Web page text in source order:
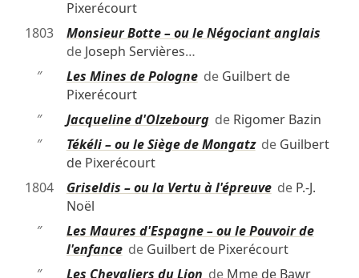
Pixerécourt
1803
Monsieur Botte – ou le Négociant anglais
de Joseph Servières…
″
Les Mines de Polognede Guilbert de
Pixerécourt
″
Jacqueline d'Olzebourgde Rigomer Bazin
″
Tékéli – ou le Siège de Mongatzde Guilbert
de Pixerécourt
1804
Griseldis – ou la Vertu à l'épreuvede P.-J.
Noël
″
Les Maures d'Espagne – ou le Pouvoir de
l'enfancede Guilbert de Pixerécourt
″
Les Chevaliers du Lion de Mme de Bawr